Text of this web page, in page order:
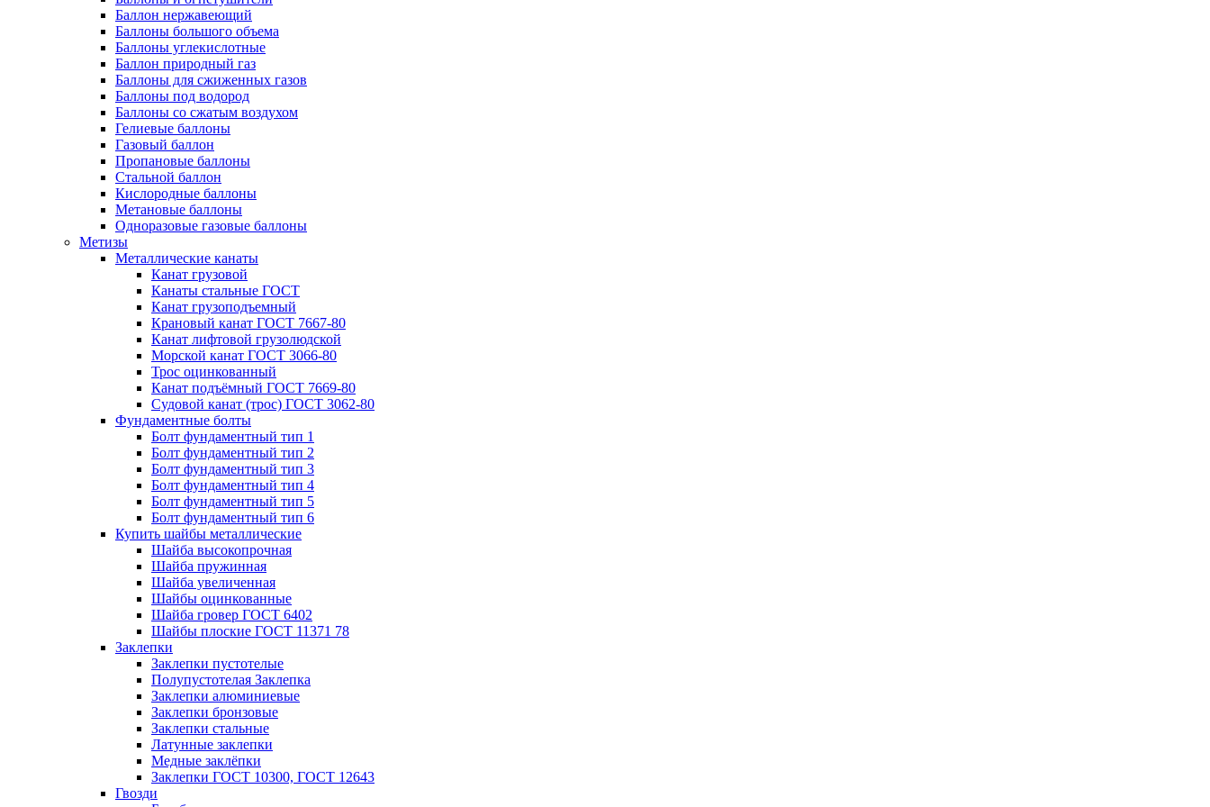
Баллон нержавеющий
Баллоны большого объема
Баллоны углекислотные
Баллон природный газ
Баллоны для сжиженных газов
Баллоны под водород
Баллоны со сжатым воздухом
Гелиевые баллоны
Газовый баллон
Пропановые баллоны
Стальной баллон
Кислородные баллоны
Метановые баллоны
Одноразовые газовые баллоны
Метизы
Металлические канаты
Канат грузовой
Канаты стальные ГОСТ
Канат грузоподъемный
Крановый канат ГОСТ 7667-80
Канат лифтовой грузолюдской
Морской канат ГОСТ 3066-80
Трос оцинкованный
Канат подъёмный ГОСТ 7669-80
Судовой канат (трос) ГОСТ 3062-80
Фундаментные болты
Болт фундаментный тип 1
Болт фундаментный тип 2
Болт фундаментный тип 3
Болт фундаментный тип 4
Болт фундаментный тип 5
Болт фундаментный тип 6
Купить шайбы металлические
Шайба высокопрочная
Шайба пружинная
Шайба увеличенная
Шайбы оцинкованные
Шайба гровер ГОСТ 6402
Шайбы плоские ГОСТ 11371 78
Заклепки
Заклепки пустотелые
Полупустотелая Заклепка
Заклепки алюминиевые
Заклепки бронзовые
Заклепки стальные
Латунные заклепки
Медные заклёпки
Заклепки ГОСТ 10300, ГОСТ 12643
Гвозди